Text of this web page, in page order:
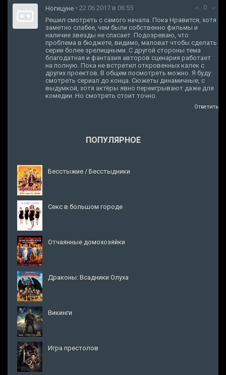
0
Ногицуне • 22.06.2017 в 06:55
Решил смотреть с самого начала. Пока Нравится, хотя
заметно слабее, чем были собственно фильмы и
наличие звезды не спасает. Подозреваю, что
проблема в бюджете, видимо, маловат чтобы сделать
серии более зрелищными. С другой стороны тема
благодатная и фантазия авторов сценария работает
на полную. Пока не встретил откровенных калек с
других проектов. В общем посмотреть можно. Я буду
смотреть сериал до конца. Сюжеты динамичные, с
выдумкой, хотя актёры явно переигрывают даже для
комедии. Но смотреть стоит точно.
Ответить
ПОПУЛЯРНОЕ
Бесстыжие / Бесстыдники
Секс в большом городе
Отчаянные домохозяйки
Драконы: Всадники Олуха
Викинги
Игра престолов